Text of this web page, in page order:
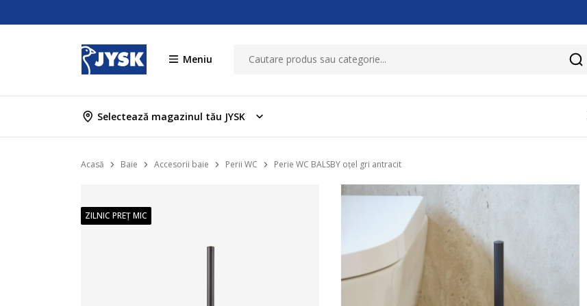
Meniu
Selectează magazinul tău JYSK
Acasă Baie Accesorii baie Perii WC Perie WC BALSBY oțel gri antracit
ZILNIC PREȚ MIC